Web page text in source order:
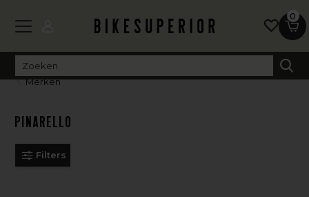
0
Merken
Pinarello
Filters